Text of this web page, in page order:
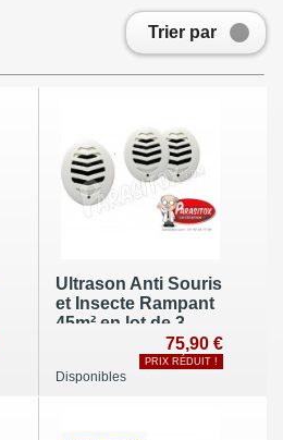
Trier par
Ultrason Anti Souris
et Insecte Rampant
45m² en lot de 3
75,90 €
PRIX RÉDUIT !
Disponibles